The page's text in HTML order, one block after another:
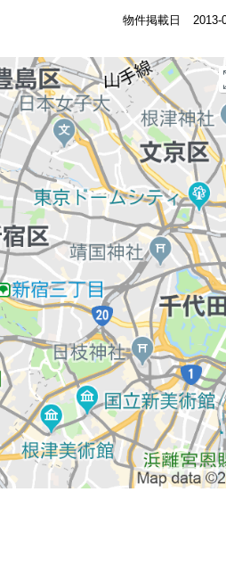
物件掲載日 2013-